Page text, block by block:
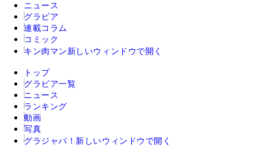
ニュース
グラビア
連載コラム
コミック
キン肉マン 新しいウィンドウで開く
トップ
グラビア一覧
ニュース
ランキング
動画
写真
グラジャパ！ 新しいウィンドウで開く